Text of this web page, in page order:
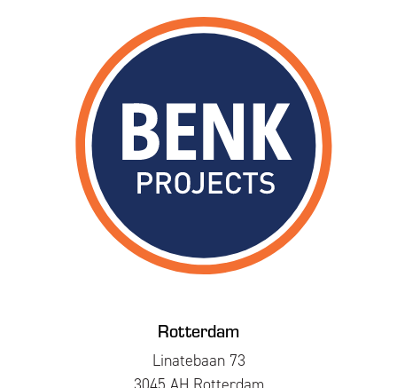
Rotterdam
Linatebaan 73